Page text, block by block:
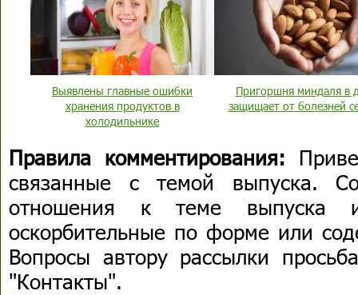
Выявлены главные ошибки
хранения продуктов в
холодильнике
Пригоршня миндаля в
защищает от болезней
Правила комментирования:
связанные с темой выпуска.
отношения к теме выпуска
оскорбительные по форме или
Вопросы автору рассылки
"Контакты".